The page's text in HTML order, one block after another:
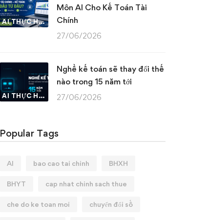
AI THỰC HÀNH
Môn AI Cho Kế Toán Tài
Chính
27/06/2026
AI THỰC HÀNH
Nghề kế toán sẽ thay đổi thế
nào trong 15 năm tới
27/06/2026
Popular Tags
AI bao cao tai chinh BHXH
BHYT cap nhat chinh sach thue
che do ke toan moi chuyển đổi số